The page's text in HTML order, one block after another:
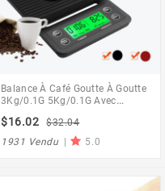
Balance À Café Goutte À Goutte
3Kg/0.1G 5Kg/0.1G Avec
Numérique Électronique
Portable Lcd De Haute Précision
$16.02
$32.04
1931 Vendu | 5.0